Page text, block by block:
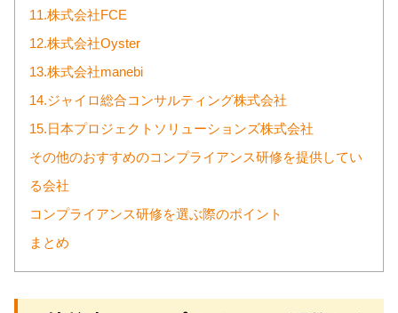
11.株式会社FCE
12.株式会社Oyster
13.株式会社manebi
14.ジャイロ総合コンサルティング株式会社
15.日本プロジェクトソリューションズ株式会社
その他のおすすめのコンプライアンス研修を提供してい
る会社
コンプライアンス研修を選ぶ際のポイント
まとめ